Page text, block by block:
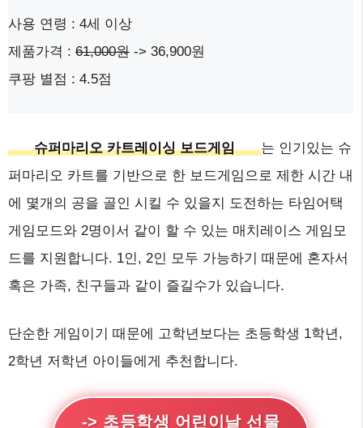
사용 연령 : 4세 이상
제품가격 : 61,000원 -> 36,900원
쿠팡 별점 : 4.5점
슈퍼마리오 카트레이싱 보드게임
는 인기있는 슈
퍼마리오 카트를 기반으로 한 보드게임으로 제한 시간 내
에 몇개의 공을 골인 시킬 수 있을지 도전하는 타임어택
게임모드와 2명이서 같이 할 수 있는 매치레이스 게임모
드를 지원합니다. 1인, 2인 모두 가능하기 때문에 혼자서
혹은 가족, 친구들과 같이 즐길수가 있습니다.
단순한 게임이기 때문에 고학년보다는 초등학생 1학년,
2학년 저학년 아이들에게 추천합니다.
-> 초등학생 어린이날 선물